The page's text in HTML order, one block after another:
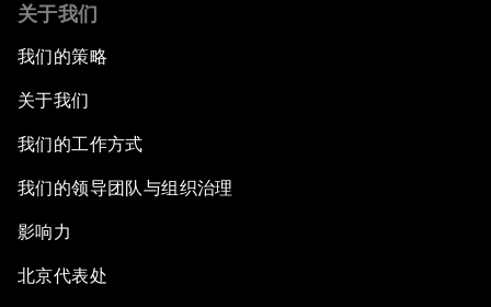
关于我们
我们的策略
关于我们
我们的工作方式
我们的领导团队与组织治理
影响力
北京代表处